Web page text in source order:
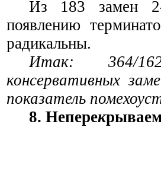
Из 183 замен
появлению
радикальны.
Итак: 364/
консервативных
показатель
8. Неперек